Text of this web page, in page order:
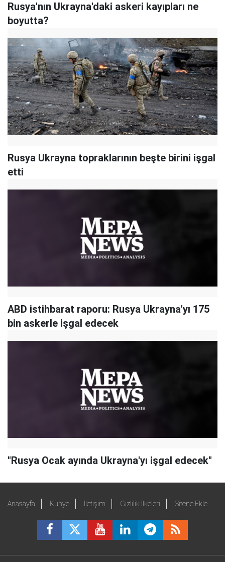
Rusya'nın Ukrayna'daki askeri kayıpları ne
boyutta?
Rusya Ukrayna topraklarının beşte birini işgal
etti
ABD istihbarat raporu: Rusya Ukrayna'yı 175
bin askerle işgal edecek
"Rusya Ocak ayında Ukrayna'yı işgal edecek"
Anasayfa Künye İletişim Gizlilik İlkeleri Sitene Ekle